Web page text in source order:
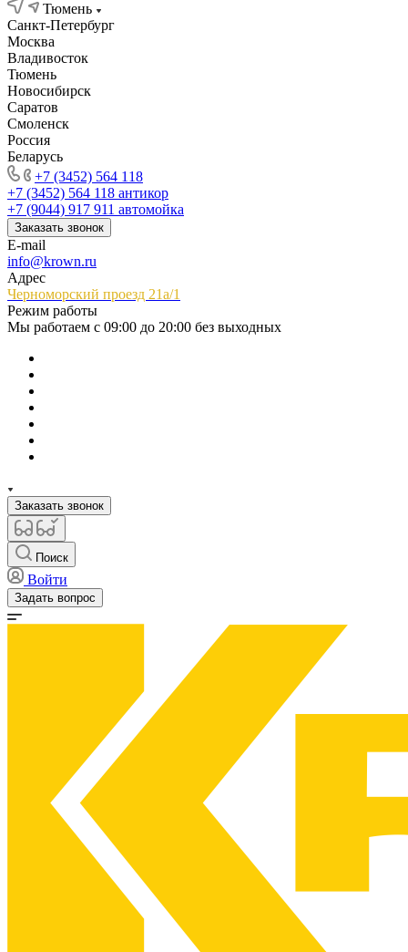
Тюмень
Санкт-Петербург
Москва
Владивосток
Тюмень
Новосибирск
Саратов
Смоленск
Россия
Беларусь
+7 (3452) 564 118
+7 (3452) 564 118 антикор
+7 (9044) 917 911 автомойка
Заказать звонок
E-mail
info@krown.ru
Адрес
Черноморский проезд 21а/1
Режим работы
Мы работаем с 09:00 до 20:00 без выходных
Заказать звонок
Поиск
Войти
Задать вопрос